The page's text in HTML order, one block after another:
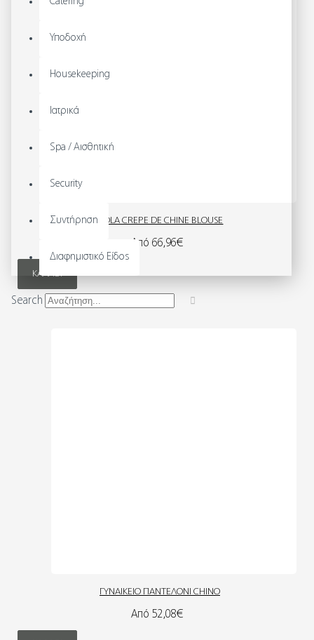
Υποδοχή
Housekeeping
Ιατρικά
Spa / Αισθητική
Security
Συντήρηση
Διαφημιστικό Είδος
Search
RIOLA CREPE DE CHINE BLOUSE
Από 66,96€
ΚΑΛΆΘΙ
ΓΥΝΑΙΚΕΙΟ ΠΑΝΤΕΛΟΝΙ CHINO
Από 52,08€